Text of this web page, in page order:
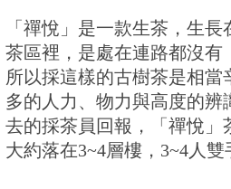
「禪悅」是一款生茶，生
茶區裡， 是處在連路都沒有
所以採這樣的古樹茶是相當
多的人力、 物力與高度的辨
去的採茶員回報，「禪悅」
大約落在3~4層樓，3~4人雙